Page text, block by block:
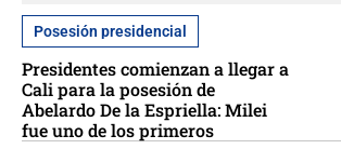
Posesión presidencial
Presidentes comienzan a llegar a
Cali para la posesión de
Abelardo De la Espriella: Milei
fue uno de los primeros